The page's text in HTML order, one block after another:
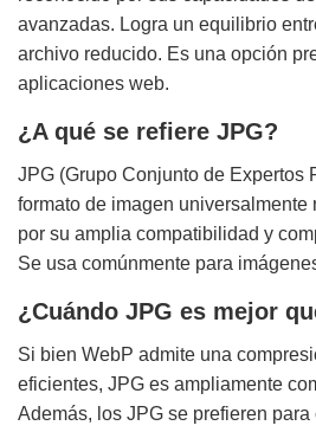
avanzadas. Logra un equilibrio
archivo reducido. Es una opción
aplicaciones web.
¿A qué se refiere JPG?
JPG (Grupo Conjunto de Expertos
formato de imagen
por su amplia compatibilidad y
Se usa comúnmente para
¿Cuándo JPG es mejor
Si bien WebP admite una
eficientes, JPG es ampliamente
Además, los JPG se prefieren